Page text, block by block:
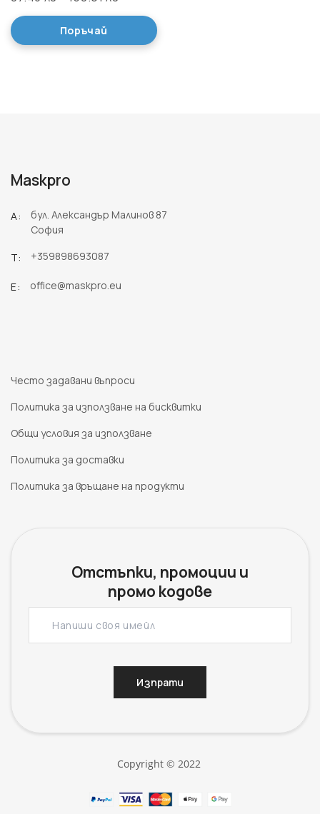
Поръчай
Maskpro
A:
бул. Александър Малинов 87
София
T: +359898693087
E: office@maskpro.eu
Често задавани въпроси
Политика за използване на бисквитки
Oбщи условия за използване
Политика за доставки
Политика за връщане на продукти
Oтстъпки, промоции и
промо кодове
Изпрати
Copyright © 2022